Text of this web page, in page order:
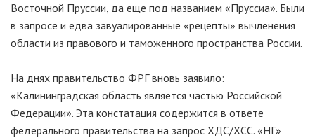
Восточной Пруссии, да еще под названием «Пруссиа». Были
в запросе и едва завуалированные «рецепты» вычленения
области из правового и таможенного пространства России.
На днях правительство ФРГ вновь заявило:
«Калининградская область является частью Российской
Федерации». Эта констатация содержится в ответе
федерального правительства на запрос ХДС/ХСС. «НГ»